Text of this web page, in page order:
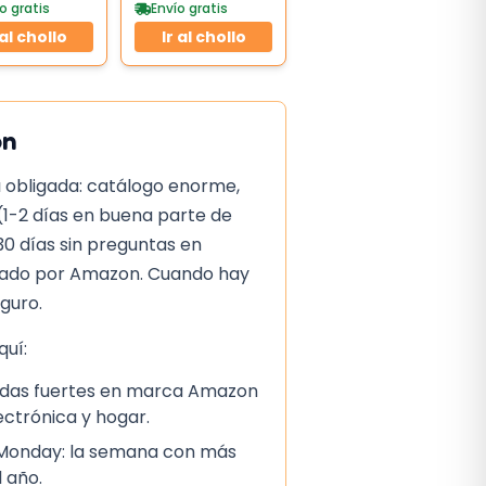
gratis
chollo
Envío gratis
Ir al chollo
catálogo enorme,
2 días en buena parte de
días sin preguntas en
por Amazon. Cuando hay
fuertes en marca Amazon
y hogar.
la semana con más